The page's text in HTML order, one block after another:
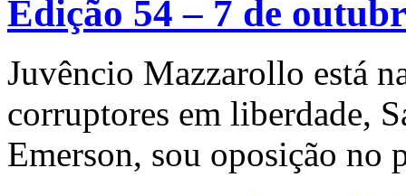
Edição 54 – 7 de
Juvêncio Mazzarollo está
corruptores em liberdade,
Emerson, sou oposição no